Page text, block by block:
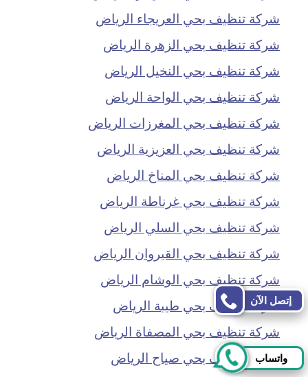
شركة تنظيف بحي العريجاء الرياض
شركة تنظيف بحي الزهرة الرياض
شركة تنظيف بحي النخيل الرياض
شركة تنظيف بحي الواحة الرياض
شركة تنظيف بحي المغرزات الرياض
شركة تنظيف بحي العزيزية الرياض
شركة تنظيف بحي المناخ الرياض
شركة تنظيف بحي غرناطة الرياض
شركة تنظيف بحي السلي الرياض
شركة تنظيف بحي القيروان الرياض
شركة تنظيف بحي الوشام الرياض
شركة تنظيف بحي طيبة الرياض
شركة تنظيف بحي المصفاة الرياض
شركة تنظيف بحي صياح الرياض
إتصل الآن
واتساب